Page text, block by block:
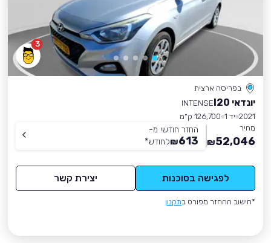
3
בפריסה ארצית
יונדאי I20
INTENSE
2021 יד 1
126,700 ק״מ
מחיר
52,046
₪
החזר חודשי מ-
613
₪לחודש*
לפגישה בסוכנות יצירת קשר
*חישוב ההחזר מפורט בתקנון